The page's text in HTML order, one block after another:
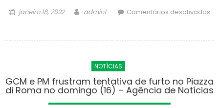
Posted
janeiro 18, 2022 Author
admin1
Comentários desativados
930
lousas
digitais
nas
NOTÍCIAS
GCM e PM frustram tentativa de furto no Piazza
di Roma no domingo (16) – Agência de Notícias